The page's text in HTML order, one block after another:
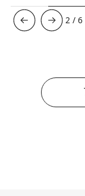
3 /6